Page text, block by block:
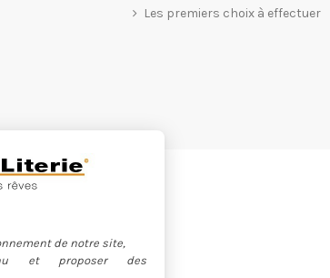
Les premiers choix à effectuer
de notre site,
et proposer des